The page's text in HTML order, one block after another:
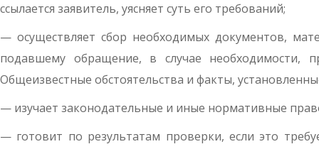
ссылается заявитель, уясняет суть его требований;
— осуществляет сбор необходимых документов,
подавшему обращение, в случае необходимости,
Общеизвестные обстоятельства и факты,
— изучает законодательные и иные нормативные
— готовит по результатам проверки, если это